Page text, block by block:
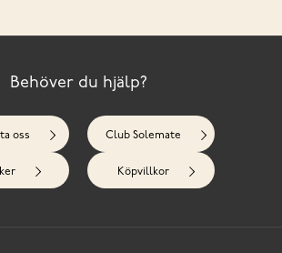
Behöver du hjälp?
oss Club Solemate
Köpvillkor